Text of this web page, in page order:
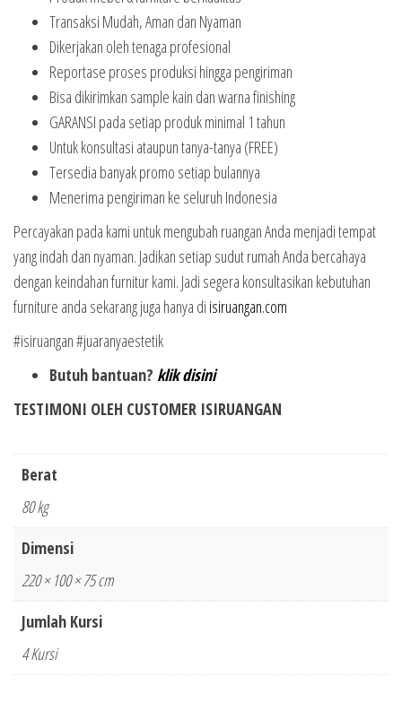
Transaksi Mudah, Aman dan Nyaman
Dikerjakan oleh tenaga profesional
Reportase proses produksi hingga pengiriman
Bisa dikirimkan sample kain dan warna finishing
GARANSI pada setiap produk minimal 1 tahun
Untuk konsultasi ataupun tanya-tanya (FREE)
Tersedia banyak promo setiap bulannya
Menerima pengiriman ke seluruh Indonesia
Percayakan pada kami untuk mengubah ruangan Anda menjadi tempat
yang indah dan nyaman. Jadikan setiap sudut rumah Anda bercahaya
dengan keindahan furnitur kami. Jadi segera konsultasikan kebutuhan
furniture anda sekarang juga hanya di isiruangan.com
#isiruangan #juaranyaestetik
Butuh bantuan? klik disini
TESTIMONI OLEH CUSTOMER ISIRUANGAN
Berat
80 kg
Dimensi
220 × 100 × 75 cm
Jumlah Kursi
4 Kursi